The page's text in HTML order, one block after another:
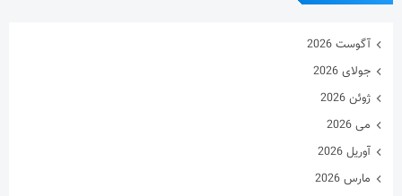
آگوست 2026
جولای 2026
ژوئن 2026
می 2026
آوریل 2026
مارس 2026